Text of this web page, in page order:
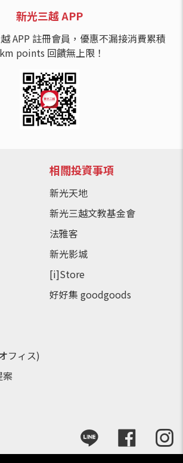
新光三越 APP
APP 註冊會員，優惠不漏接消費累積
points 回饋無上限！
フィス)
案
相關投資事項
新光天地
新光三越文教基金會
法雅客
新光影城
[i]Store
好好集 goodgoods